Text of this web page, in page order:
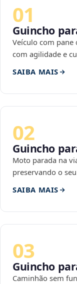
01
Guincho
Veículo com pane
com agilidade e
SAIBA MAIS
02
Guincho
Moto parada na
preservando o
SAIBA MAIS
03
Guincho
Caminhão sem